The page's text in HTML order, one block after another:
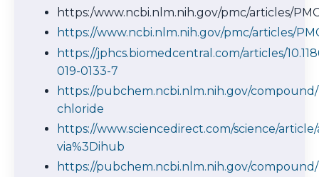
https:/www.ncbi.nlm.nih.gov/pmc/articles/
https://www.ncbi.nlm.nih.gov/pmc/articles/
https://jphcs.biomedcentral.com/articles/
019-0133-7
https://pubchem.ncbi.nlm.nih.gov/
chloride
https://www.sciencedirect.com/science/article/
via%3Dihub
https://pubchem.ncbi.nlm.nih.gov/